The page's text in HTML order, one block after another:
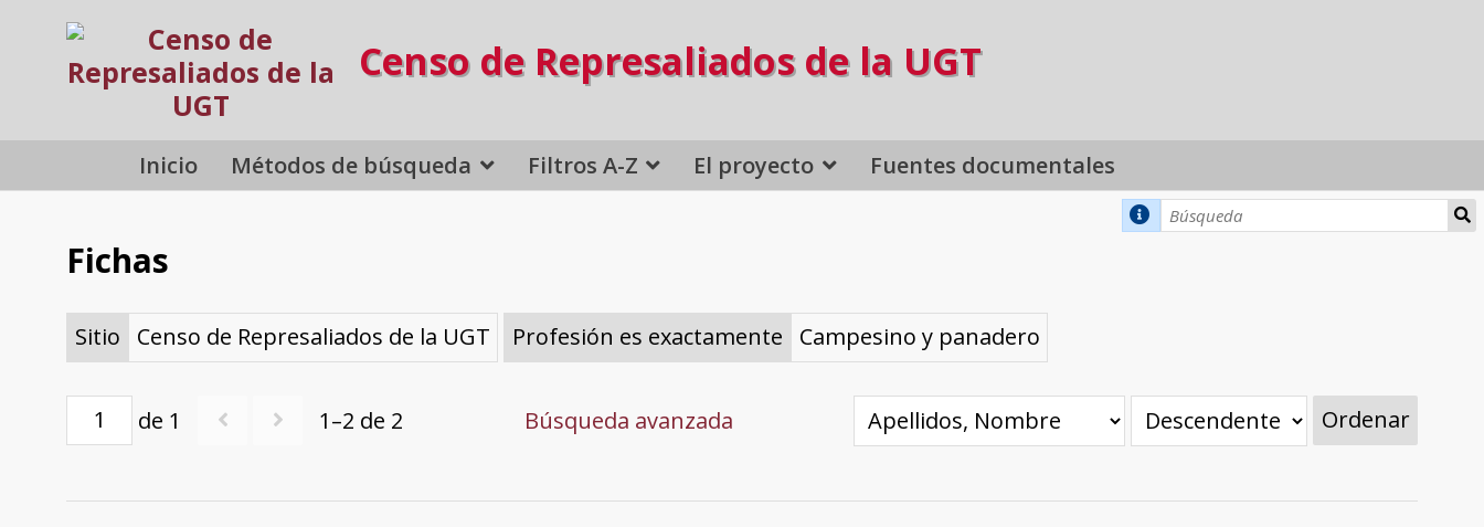
Censo de Represaliados de la UGT
Inicio Métodos de búsqueda Filtros A-Z El proyecto Fuentes documentales
Fichas
Sitio Censo de Represaliados de la UGT Profesión es exactamente Campesino y panadero
de 1 1–2 de 2 Búsqueda avanzada Ordenar